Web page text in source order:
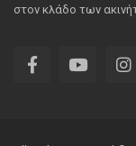
στον κλάδο των